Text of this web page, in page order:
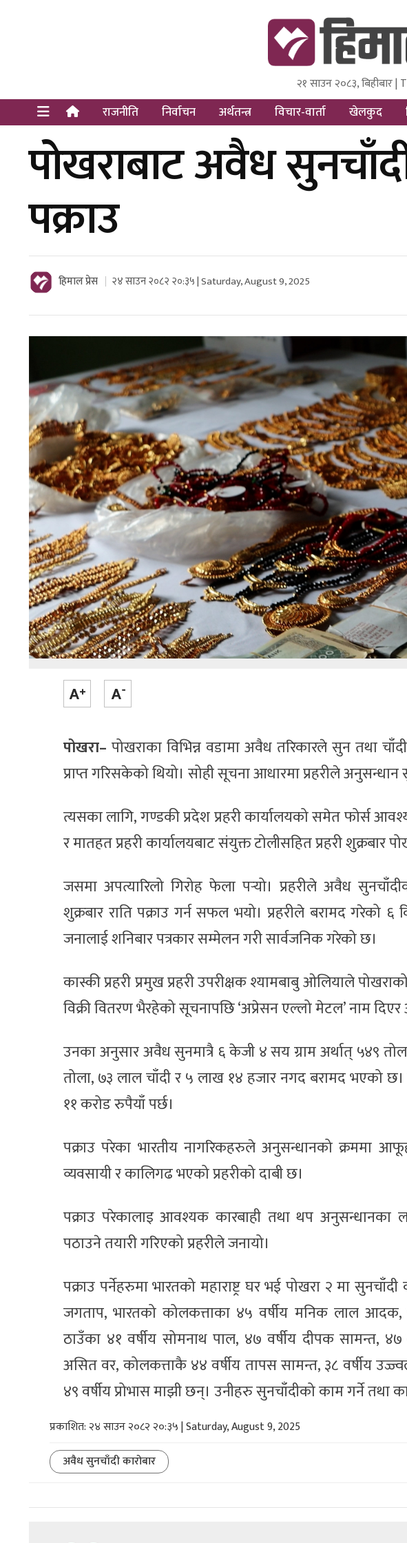
Himal Press
Dot NewsyNepal Media and
२१ साउन २०८३, बिहीबार
राजनीति निर्वाचन अर्थतन्त्र विचार-वार्ता खेलकुद
पोखराबाट अवैध
पक्राउ
हिमाल प्रेस २४ साउन २०८२ २०:३५ | Saturday, August 9, 2025
पोखरा– पोखराका विभिन्न वडामा अवैध तरिकारले सुन तथा
प्राप्त गरिसकेको थियो। सोही सूचना आधारमा प्रहरीले
त्यसका लागि, गण्डकी प्रदेश प्रहरी कार्यालयको समेत फोर्स
र मातहत प्रहरी कार्यालयबाट संयुक्त टोलीसहित प्रहरी शुक्रबार
जसमा अपत्यारिलो गिरोह फेला पर्‍यो। प्रहरीले अवैध
शुक्रबार राति पक्राउ गर्न सफल भयो। प्रहरीले बरामद
जनालाई शनिबार पत्रकार सम्मेलन गरी सार्वजनिक गरेको छ।
कास्की प्रहरी प्रमुख प्रहरी उपरीक्षक श्यामबाबु ओलियाले
विक्री वितरण भैरहेको सूचनापछि ‘अप्रेसन एल्लो मेटल’ नाम
उनका अनुसार अवैध सुनमात्रै ६ केजी ४ सय ग्राम अर्थात् ५४९
तोला, ७३ लाल चाँदी र ५ लाख १४ हजार नगद बरामद भएको
११ करोड रुपैयाँ पर्छ।
पक्राउ परेका भारतीय नागरिकहरुले अनुसन्धानको क्रममा
व्यवसायी र कालिगढ भएको प्रहरीको दाबी छ।
पक्राउ परेकालाइ आवश्यक कारबाही तथा थप अनुसन्धानका
पठाउने तयारी गरिएको प्रहरीले जनायो।
पक्राउ पर्नेहरुमा भारतको महाराष्ट्र घर भई पोखरा २ मा
जगताप, भारतको कोलकत्ताका ४५ वर्षीय मनिक लाल आदक,
ठाउँका ४१ वर्षीय सोमनाथ पाल, ४७ वर्षीय दीपक सामन्त, ४७
असित वर, कोलकत्ताकै ४४ वर्षीय तापस सामन्त, ३८ वर्षीय
४९ वर्षीय प्रोभास माझी छन्। उनीहरु सुनचाँदीको काम गर्ने तथा
प्रकाशित: २४ साउन २०८२ २०:३५ | Saturday, August 9, 2025
अवैध सुनचाँदी कारोबार